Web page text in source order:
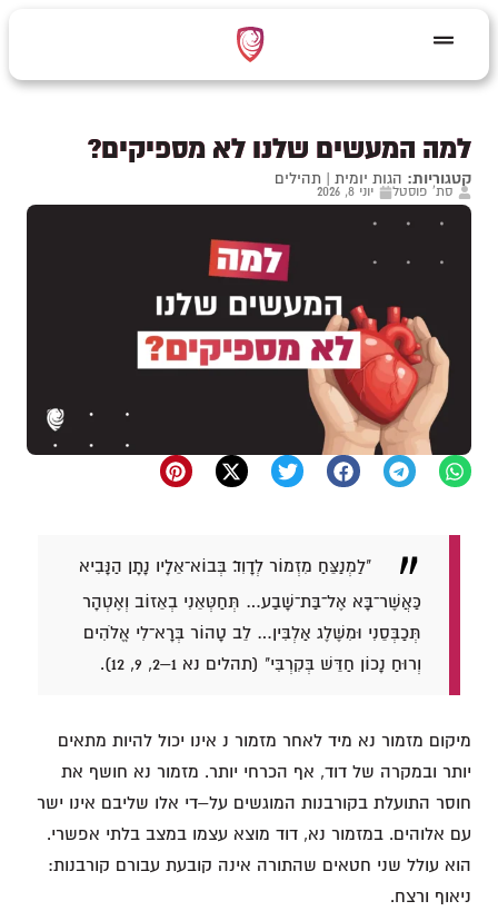
למה המעשים שלנו לא מספיקים?
קטגוריות: הגות יומית | תהילים
סת' פוסטל יוני 8, 2026
"לַמְנַצֵּחַ מִזְמוֹר לְדָוִד׃ בְּבוֹא־אֵלָיו נָתָן הַנָּבִיא
כַּאֲשֶׁר־בָּא אֶל־בַּת־שָׁבַע… תְּחַטְּאֵנִי בְאֵזוֹב וְאֶטְהָר
תְּכַבְּסֵנִי וּמִשֶּׁלֶג אַלְבִּין… לֵב טָהוֹר בְּרָא־לִי אֱלֹהִים
וְרוּחַ נָכוֹן חַדֵּשׁ בְּקִרְבִּי" (תהלים נא 1–2, 9, 12).
מיקום מזמור נא מיד לאחר מזמור נ אינו יכול להיות מתאים
יותר ובמקרה של דוד, אף הכרחי יותר. מזמור נא חושף את
חוסר התועלת בקורבנות המוגשים על–די אלו שליבם אינו ישר
עם אלוהים. במזמור נא, דוד מוצא עצמו במצב בלתי אפשרי.
הוא עולל שני חטאים שהתורה אינה קובעת עבורם קורבנות:
ניאוף ורצח.